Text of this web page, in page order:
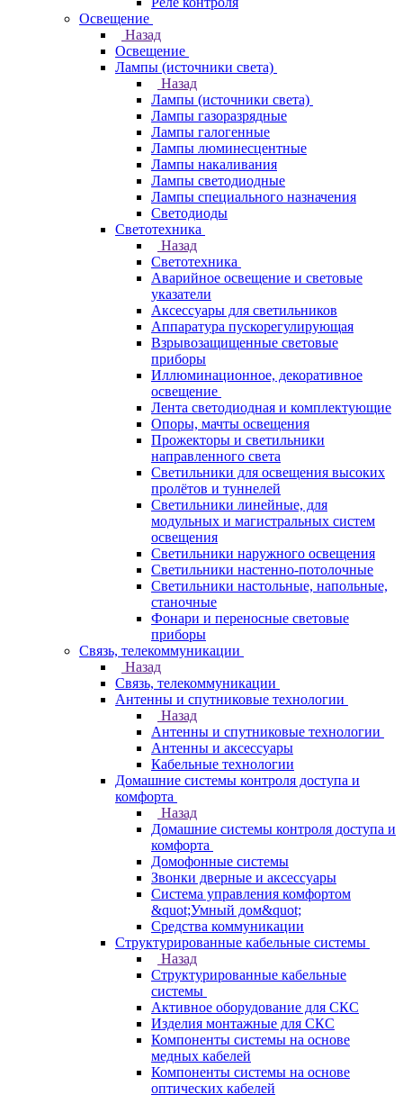
Освещение
Назад
Освещение
Лампы (источники света)
Назад
Лампы (источники света)
Лампы газоразрядные
Лампы галогенные
Лампы люминесцентные
Лампы накаливания
Лампы светодиодные
Лампы специального назначения
Светодиоды
Светотехника
Назад
Светотехника
Аварийное освещение и световые
указатели
Аксессуары для светильников
Аппаратура пускорегулирующая
Взрывозащищенные световые
приборы
Иллюминационное, декоративное
освещение
Лента светодиодная и комплектующие
Опоры, мачты освещения
Прожекторы и светильники
направленного света
Светильники для освещения высоких
пролётов и туннелей
Светильники линейные, для
модульных и магистральных систем
освещения
Светильники наружного освещения
Светильники настенно-потолочные
Светильники настольные, напольные,
станочные
Фонари и переносные световые
приборы
Связь, телекоммуникации
Назад
Связь, телекоммуникации
Антенны и спутниковые технологии
Назад
Антенны и спутниковые технологии
Антенны и аксессуары
Кабельные технологии
Домашние системы контроля доступа и
комфорта
Назад
Домашние системы контроля доступа и
комфорта
Домофонные системы
Звонки дверные и аксессуары
Система управления комфортом
&quot;Умный дом&quot;
Средства коммуникации
Структурированные кабельные системы
Назад
Структурированные кабельные
системы
Активное оборудование для СКС
Изделия монтажные для СКС
Компоненты системы на основе
медных кабелей
Компоненты системы на основе
оптических кабелей